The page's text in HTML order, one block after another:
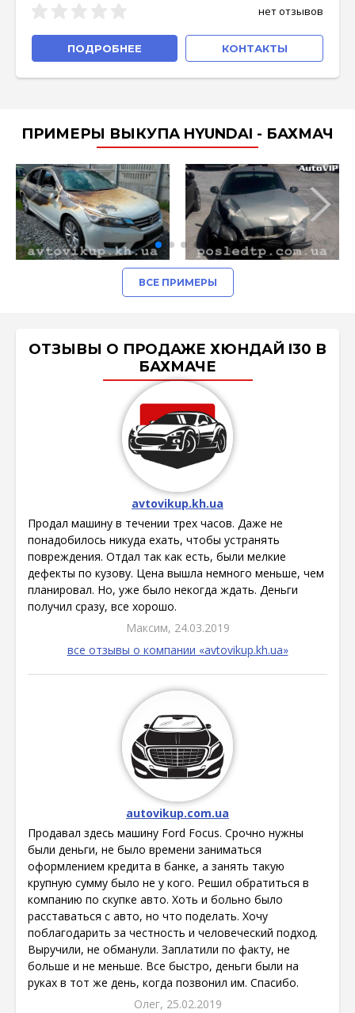
нет отзывов
ПОДРОБНЕЕ КОНТАКТЫ
ПРИМЕРЫ ВЫКУПА HYUNDAI - БАХМАЧ
ВСЕ ПРИМЕРЫ
ОТЗЫВЫ О ПРОДАЖЕ ХЮНДАЙ I30 В
БАХМАЧЕ
avtovikup.kh.ua
Продал машину в течении трех часов. Даже не
понадобилось никуда ехать, чтобы устранять
повреждения. Отдал так как есть, были мелкие
дефекты по кузову. Цена вышла немного меньше, чем
планировал. Но, уже было некогда ждать. Деньги
получил сразу, все хорошо.
Максим, 24.03.2019
все отзывы о компании «avtovikup.kh.ua»
autovikup.com.ua
Продавал здесь машину Ford Focus. Срочно нужны
были деньги, не было времени заниматься
оформлением кредита в банке, а занять такую
крупную сумму было не у кого. Решил обратиться в
компанию по скупке авто. Хоть и больно было
расставаться с авто, но что поделать. Хочу
поблагодарить за честность и человеческий подход.
Выручили, не обманули. Заплатили по факту, не
больше и не меньше. Все быстро, деньги были на
руках в тот же день, когда позвонил им. Спасибо.
Олег, 25.02.2019